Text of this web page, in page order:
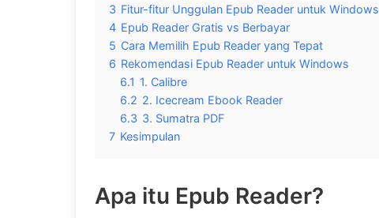
3 Fitur-fitur Unggulan Epub Reader untuk Windows
4 Epub Reader Gratis vs Berbayar
5 Cara Memilih Epub Reader yang Tepat
6 Rekomendasi Epub Reader untuk Windows
6.1 1. Calibre
6.2 2. Icecream Ebook Reader
6.3 3. Sumatra PDF
7 Kesimpulan
Apa itu Epub Reader?